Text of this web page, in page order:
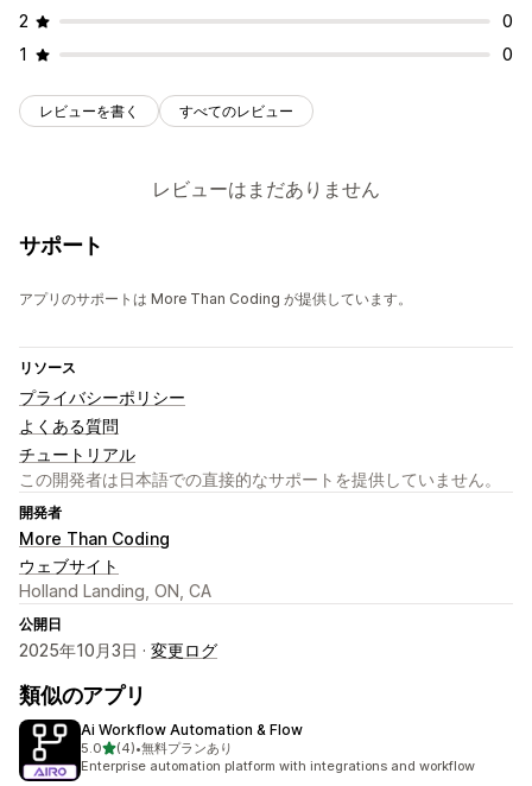
2
0
1
0
レビューを書く すべてのレビュー
レビューはまだありません
サポート
アプリのサポートは More Than Coding が提供しています。
リソース
プライバシーポリシー
よくある質問
チュートリアル
この開発者は日本語での直接的なサポートを提供していません。
開発者
More Than Coding
ウェブサイト
Holland Landing, ON, CA
公開日
2025年10月3日 · 変更ログ
類似のアプリ
Ai Workflow Automation & Flow
5.05つ星中
(4)
合計レビュー数：4件
•無料プランあり
Enterprise automation platform with integrations and workflow